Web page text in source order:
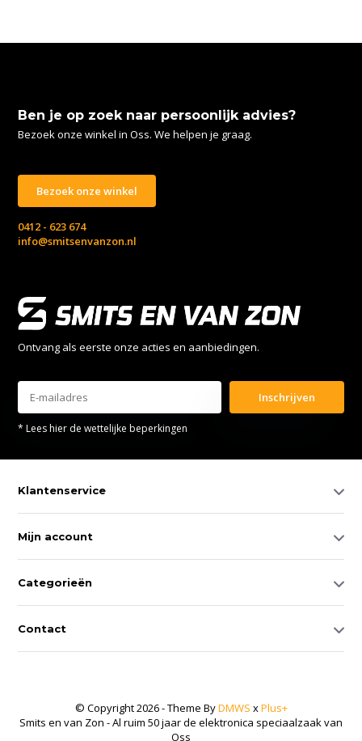
Ben je op zoek naar persoonlijk advies?
Bezoek onze winkel in Oss. We helpen je graag.
Bezoek onze winkel
0412 - 623 674
info@smitsenvanzon.nl
Ontvang als eerste onze acties en aanbiedingen.
Inschrijven
* Lees hier de wettelijke beperkingen
Klantenservice
Mijn account
Categorieën
Contact
© Copyright 2026 - Theme ByDMWS xPlus+
Smits en van Zon - Al ruim 50 jaar de elektronica speciaalzaak van
Oss